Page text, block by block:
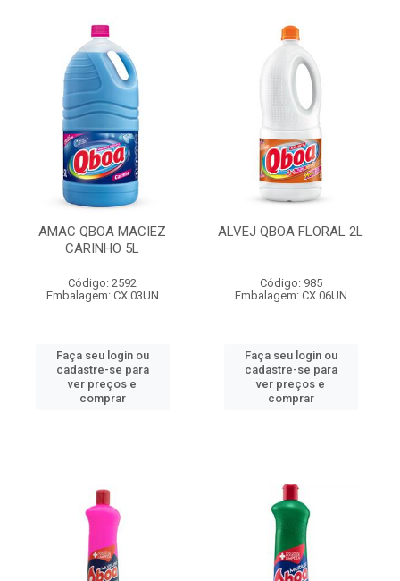
AMAC QBOA MACIEZ
CARINHO 5L
Código: 2592
Embalagem: CX 03UN
Faça seu login ou
cadastre-se para
ver preços e
comprar
ALVEJ QBOA FLORAL 2L
Código: 985
Embalagem: CX 06UN
Faça seu login ou
cadastre-se para
ver preços e
comprar